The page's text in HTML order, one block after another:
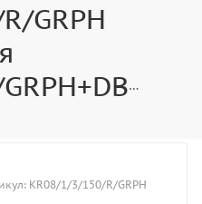
GRPH
KR07/1/0/150/GRPH+DB6241Zn/L450)
KR08/1/3/150/R/GRPH